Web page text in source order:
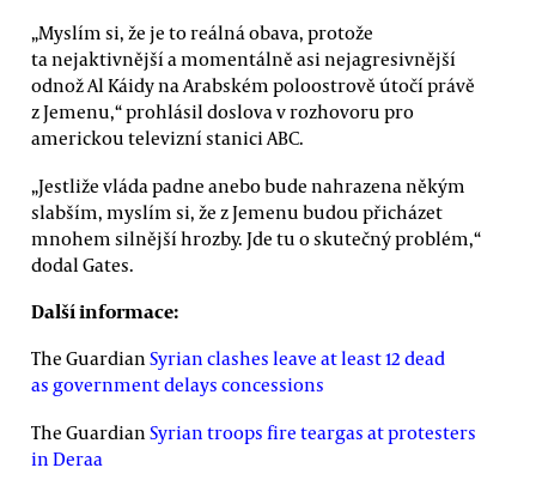
„Myslím si, že je to reálná obava, protože
ta nejaktivnější a momentálně asi nejagresivnější
odnož Al Káidy na Arabském poloostrově útočí právě
z Jemenu,“ prohlásil doslova v rozhovoru pro
americkou televizní stanici ABC.
„Jestliže vláda padne anebo bude nahrazena někým
slabším, myslím si, že z Jemenu budou přicházet
mnohem silnější hrozby. Jde tu o skutečný problém,“
dodal Gates.
Další informace:
The Guardian Syrian clashes leave at least 12 dead
as government delays concessions
The Guardian Syrian troops fire teargas at protesters
in Deraa